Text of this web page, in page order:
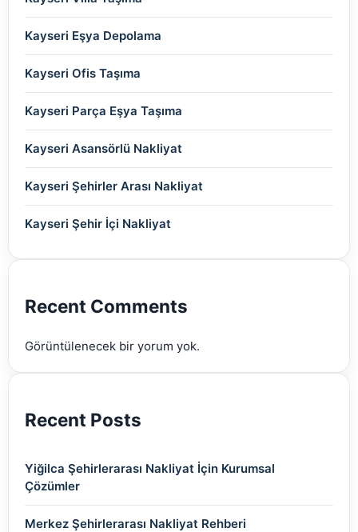
(2)
(2)
(2)
(2)
(2)
(2)
(2)
(2)
(2)
(2)
Kayseri Eşya Depolama
Kayseri Ofis Taşıma
Kayseri Parça Eşya Taşıma
Kayseri Asansörlü Nakliyat
Kayseri Şehirler Arası Nakliyat
Kayseri Şehir İçi Nakliyat
Recent Comments
Görüntülenecek bir yorum yok.
Recent Posts
Yiğilca Şehirlerarası Nakliyat İçin Kurumsal
Çözümler
Merkez Şehirlerarası Nakliyat Rehberi